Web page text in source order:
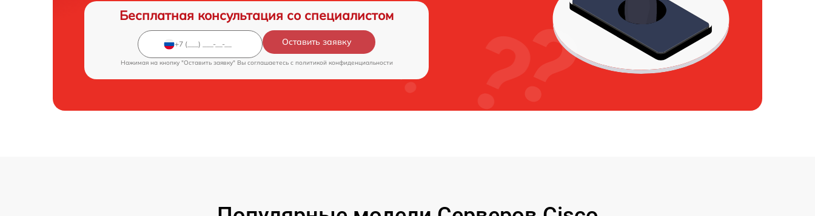
Бесплатная консультация со специалистом
Оставить заявку
Нажимая на кнопку "Оставить заявку" Вы соглашаетесь c политикой конфиденциальности